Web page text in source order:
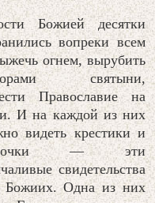
Божией десятки
вопреки всем
огнем, вырубить
святыни,
Православие на
И на каждой из них
видеть крестики и
— эти
свидетельства
Божиих. Одна из них